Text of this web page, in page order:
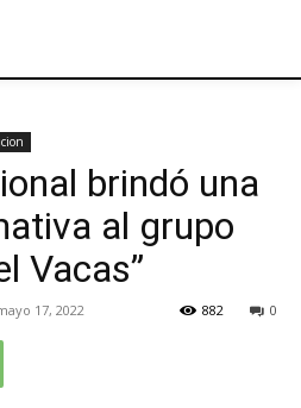
brindó una
al grupo
Vacas”
17, 2022 0
882